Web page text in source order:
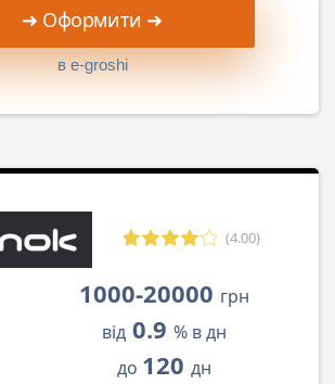
➜ Оформити ➜
в e-groshi
(4.00)
1000-20000 грн
від 0.9 % в дн
до 120 дн